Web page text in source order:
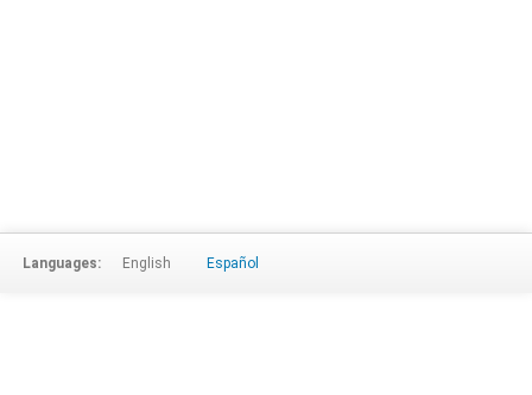
Languages: English Español